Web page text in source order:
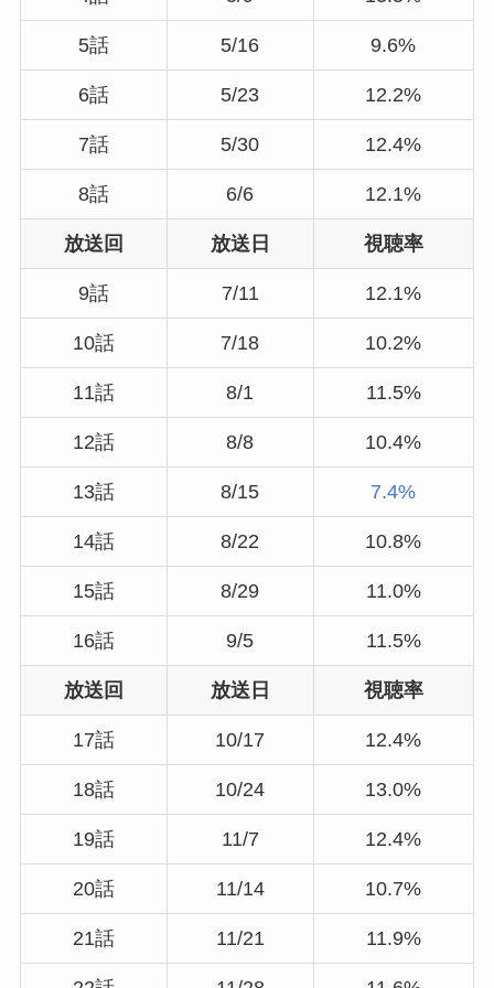
5話 5/16 9.6%
6話 5/23 12.2%
7話 5/30 12.4%
8話 6/6 12.1%
放送回 放送日 視聴率
9話 7/11 12.1%
10話 7/18 10.2%
11話 8/1 11.5%
12話 8/8 10.4%
13話 8/15 7.4%
14話 8/22 10.8%
15話 8/29 11.0%
16話 9/5 11.5%
放送回 放送日 視聴率
17話 10/17 12.4%
18話 10/24 13.0%
19話 11/7 12.4%
20話 11/14 10.7%
21話 11/21 11.9%